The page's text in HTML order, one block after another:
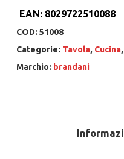
EAN: 8029722510088
COD: 51008
Categorie: Tavola, Cucina,
Marchio: brandani